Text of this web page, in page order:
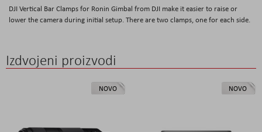
DJI Vertical Bar Clamps for Ronin Gimbal from DJI make it easier to raise or
lower the camera during initial setup. There are two clamps, one for each side.
Izdvojeni proizvodi
NOVO NOVO